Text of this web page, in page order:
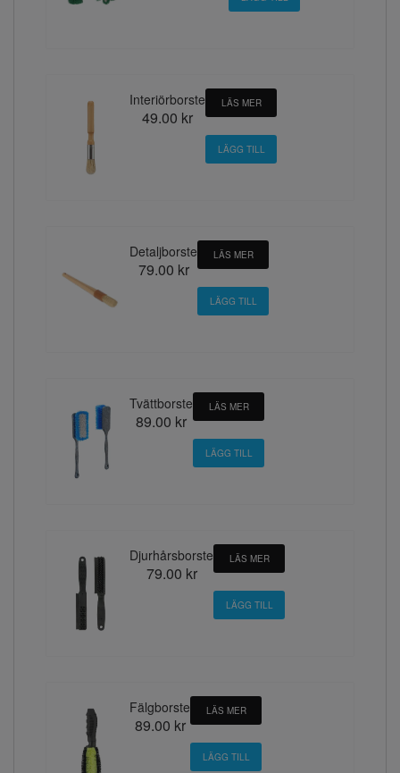
Interiörborste
49.00 kr
LÄS MER
Detaljborste
79.00 kr
LÄS MER
Tvättborste
89.00 kr
LÄS MER
Djurhårsborste
79.00 kr
LÄS MER
Fälgborste
89.00 kr
LÄS MER